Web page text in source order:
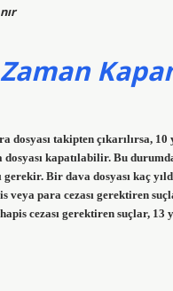
takipten çıkarılırsa, 10
kapatılabilir. Bu
Bir dava dosyası kaç
veya para cezası gerektiren
cezası gerektiren suçlar, 13